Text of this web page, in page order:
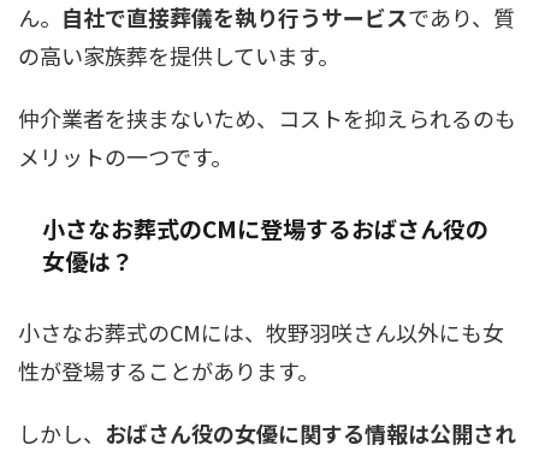
ん。 自社で直接葬儀を執り行うサービスであり、質
の高い家族葬を提供しています。
仲介業者を挟まないため、コストを抑えられるのも
メリットの一つです。
小さなお葬式のCMに登場するおばさん役の
女優は？
小さなお葬式のCMには、牧野羽咲さん以外にも女
性が登場することがあります。
しかし、 おばさん役の女優に関する情報は公開され